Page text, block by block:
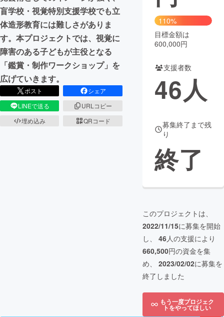
CAMPFIRE for Social Good
CAMPFIRE Creation
CAMPFIREふるさと納税
コミュニティ
盲学校・視覚特別支援学校でも立
体造形教育には難しさがありま
す。本プロジェクトでは、視覚に
障害のある子どもが主役となる
「鑑賞・制作ワークショップ」を
広げていきます。
ポスト
シェア
LINEで送る
URLコピー
埋め込み
QRコード
110%
目標金額は
600,000円
支援者数
46人
募集終了まで残
り
終了
このプロジェクトは、
2022/11/15に募集を開始
し、 46人の支援により
660,500円の資金を集
め、 2023/02/02に募集を
終了しました
もう一度プロジェク
トをやってほしい